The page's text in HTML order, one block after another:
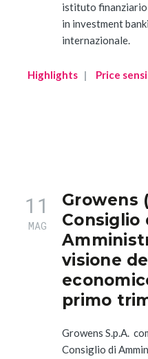
Highlights Price
istituto finanziario
in investment
internazionale.
11
MAG
Growens
Consiglio
visione
primo
Growens S.p.A.
Consiglio di